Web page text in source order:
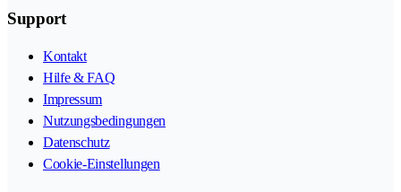
Support
Kontakt
Hilfe & FAQ
Impressum
Nutzungsbedingungen
Datenschutz
Cookie-Einstellungen